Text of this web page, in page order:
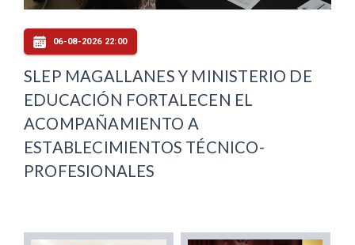
06-08-2026 22:00
SLEP MAGALLANES Y MINISTERIO DE
EDUCACIÓN FORTALECEN EL
ACOMPAÑAMIENTO A
ESTABLECIMIENTOS TÉCNICO-
PROFESIONALES